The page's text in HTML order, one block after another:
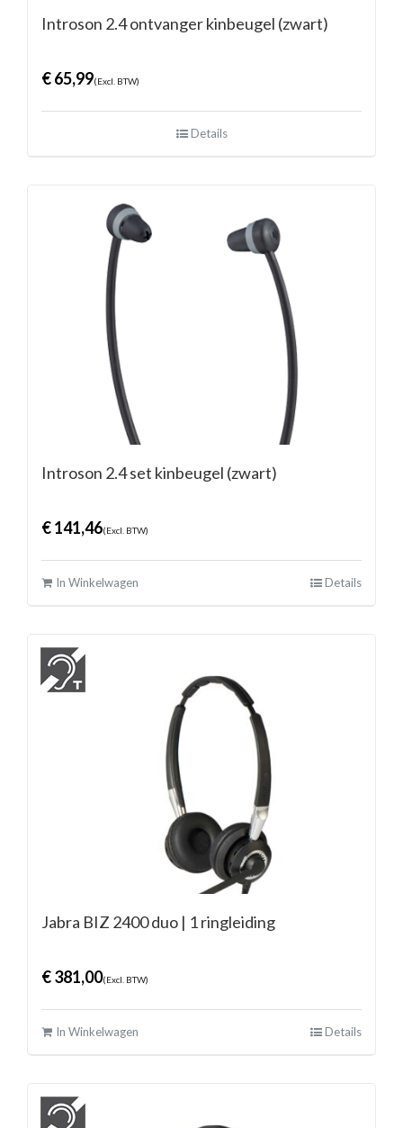
Introson 2.4 ontvanger kinbeugel (zwart)
€65,99(Excl. BTW)
Details
Introson 2.4 set kinbeugel (zwart)
€141,46(Excl. BTW)
In Winkelwagen Details
Jabra BIZ 2400 duo | 1 ringleiding
€381,00(Excl. BTW)
In Winkelwagen Details